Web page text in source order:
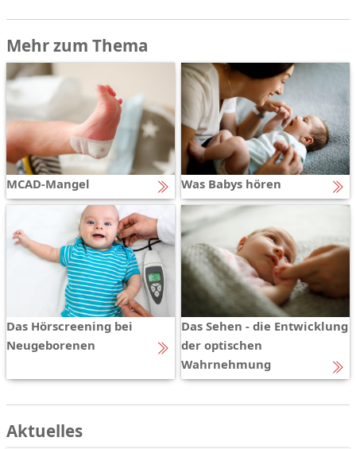
Mehr zum Thema
MCAD-Mangel Was Babys hören
Das Hörscreening bei
Neugeborenen
Das Sehen - die Entwicklung
der optischen
Wahrnehmung
Aktuelles